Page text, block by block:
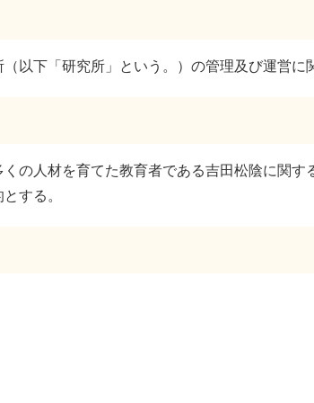
下「研究所」という。）の管理及び運営に
の人材を育てた教育者である吉田松陰に関す
する。